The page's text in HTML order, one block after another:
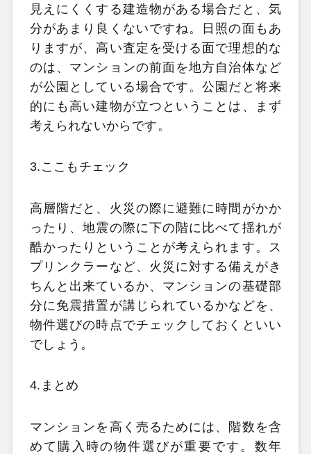
見えにくくする建造物がある場合だと、気
分があまり良くないですね。日照の面もあ
りますが、高い査定を受ける面で理想的な
のは、マンションの前面を地方自治体など
が公園としている場合です。公園だと将来
的にも高い建物が立つということは、まず
考えられないからです。
3.ここもチェック
高層階だと、火災の際に避難に時間がかか
ったり、地震の際に下の階に比べて揺れが
酷かったりということが考えられます。ス
プリンクラーなど、火災に対する備えがき
ちんと出来ているか、マンションの基礎部
分に免震措置が講じられているかなどを、
物件選びの時点でチェックしておくといい
でしょう。
4.まとめ
マンションを高く売るためには、階数を含
めて購入時の物件選びが重要です。数年